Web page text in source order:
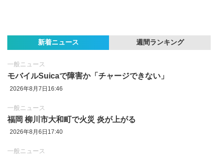
新着ニュース 週間ランキング
一般ニュース
モバイルSuicaで障害か「チャージできない」
2026年8月7日16:46
一般ニュース
福岡 柳川市大和町で火災 炎が上がる
2026年8月6日17:40
一般ニュース